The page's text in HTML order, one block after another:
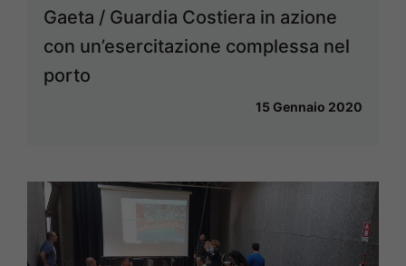
Gaeta / Guardia Costiera in azione
con un’esercitazione complessa nel
porto
15 Gennaio 2020